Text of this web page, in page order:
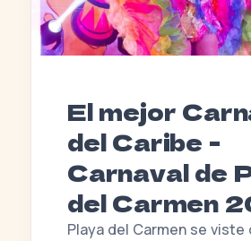
El mejor
del Caribe -
Carnaval de
del Carmen
Playa del Carmen se